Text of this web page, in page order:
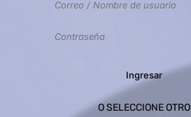
Ingresar
O SELECCIONE OTRO